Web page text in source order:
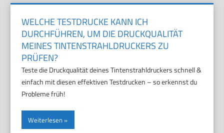
WELCHE TESTDRUCKE KANN ICH
DURCHFÜHREN, UM DIE DRUCKQUALITÄT
MEINES TINTENSTRAHLDRUCKERS ZU
PRÜFEN?
Teste die Druckqualität deines Tintenstrahldruckers schnell &
einfach mit diesen effektiven Testdrucken – so erkennst du
Probleme früh!
Weiterlesen